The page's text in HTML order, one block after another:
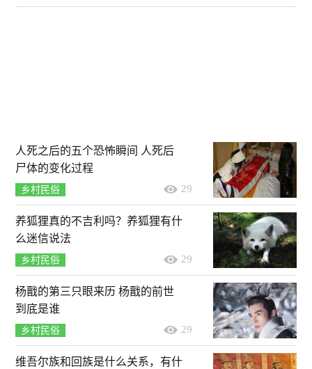
人死之后的五个恐怖瞬间 人死后
尸体的变化过程
乡村民俗 29
养狐狸真的不吉利吗？养狐狸有什
么迷信说法
乡村民俗 29
杨戬的第三只眼来历 杨戬的前世
到底是谁
乡村民俗 29
维吾尔族和回族是什么关系，有什